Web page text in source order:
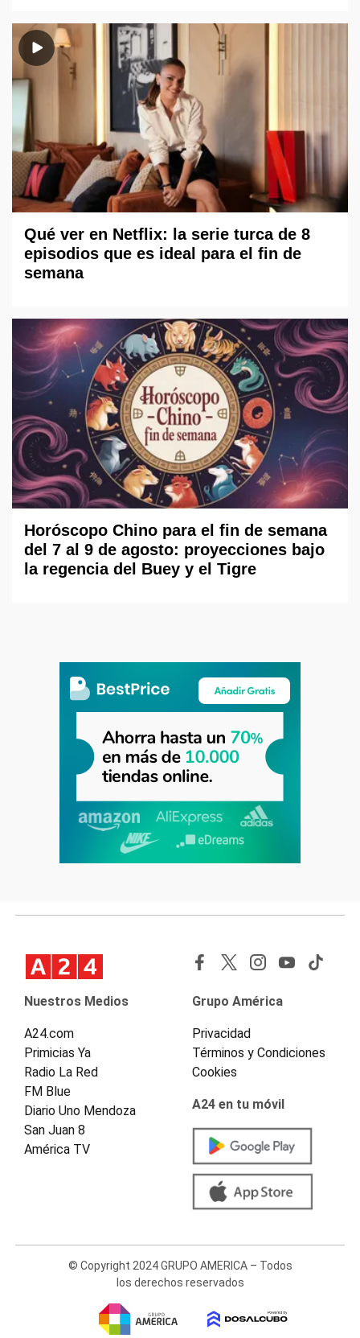
Qué ver en Netflix: la serie turca de 8
episodios que es ideal para el fin de
semana
Horóscopo Chino para el fin de semana
del 7 al 9 de agosto: proyecciones bajo
la regencia del Buey y el Tigre
Nuestros Medios
A24.com
Primicias Ya
Radio La Red
FM Blue
Diario Uno Mendoza
San Juan 8
América TV
Grupo América
Privacidad
Términos y Condiciones
Cookies
A24 en tu móvil
© Copyright 2024 GRUPO AMERICA – Todos
los derechos reservados